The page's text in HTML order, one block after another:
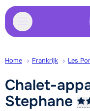
Home Frankrijk Les
Chalet-
Stephane